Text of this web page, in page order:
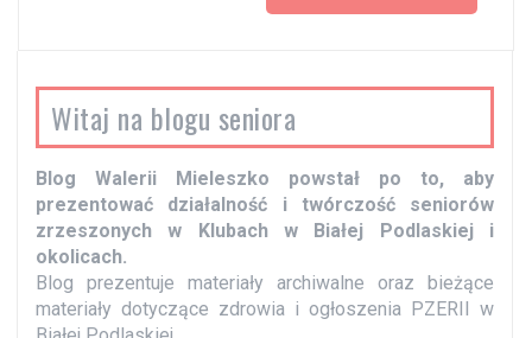
p
i
s
y
Witaj na blogu seniora
Blog Walerii Mieleszko powstał po to, aby
prezentować działalność i twórczość seniorów
zrzeszonych w Klubach w Białej Podlaskiej i
okolicach.
Blog prezentuje materiały archiwalne oraz bieżące
materiały dotyczące zdrowia i ogłoszenia PZERII w